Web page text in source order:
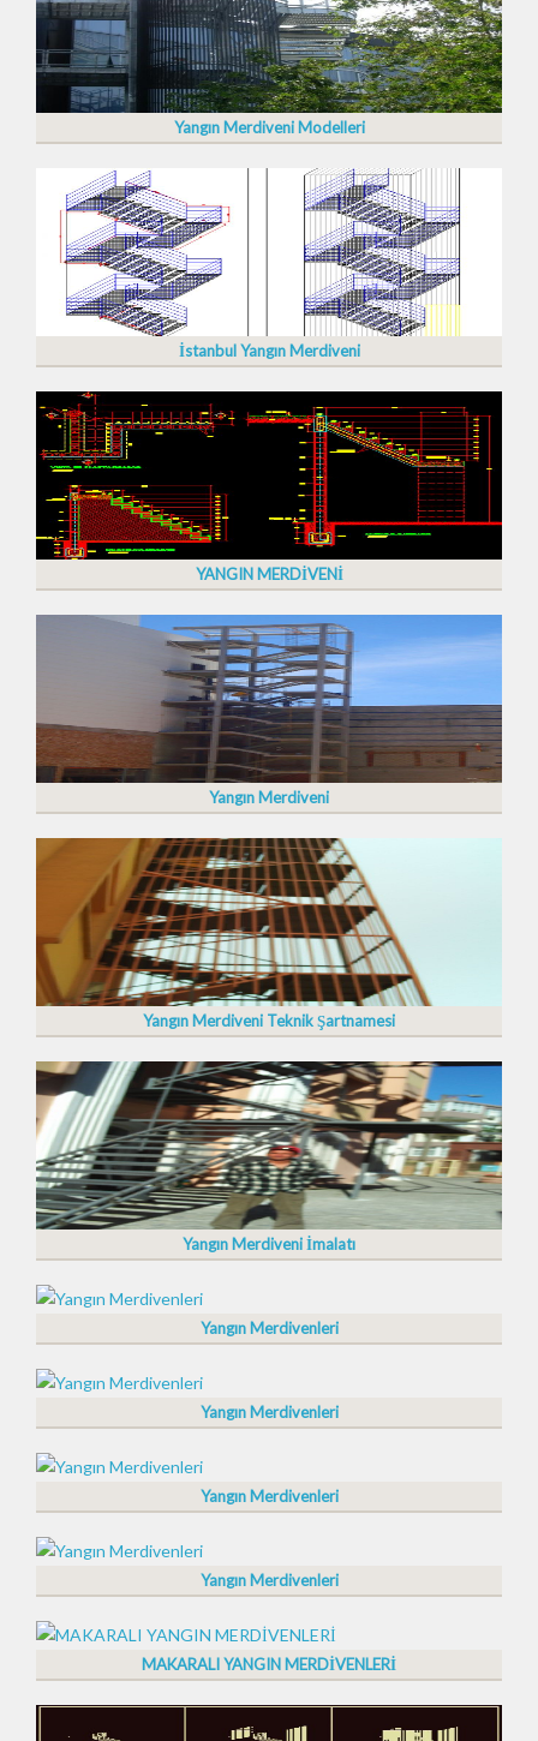
Yangın Merdiveni Modelleri
İstanbul Yangın Merdiveni
YANGIN MERDİVENİ
Yangın Merdiveni
Yangın Merdiveni Teknik Şartnamesi
Yangın Merdiveni İmalatı
Yangın Merdivenleri
Yangın Merdivenleri
Yangın Merdivenleri
Yangın Merdivenleri
MAKARALI YANGIN MERDİVENLERİ